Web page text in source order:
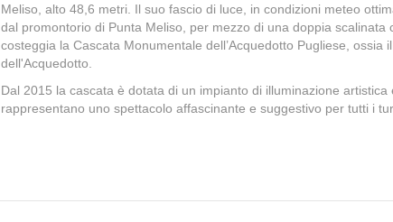
Meliso, alto 48,6 metri. Il suo fascio di luce, in condizioni meteo
dal promontorio di Punta Meliso, per mezzo di una doppia
costeggia la Cascata Monumentale dell’Acquedotto Pugliese, ossia
dell'Acquedotto.
Dal 2015 la cascata è dotata di un impianto di illuminazione
rappresentano uno spettacolo affascinante e suggestivo per tutti i